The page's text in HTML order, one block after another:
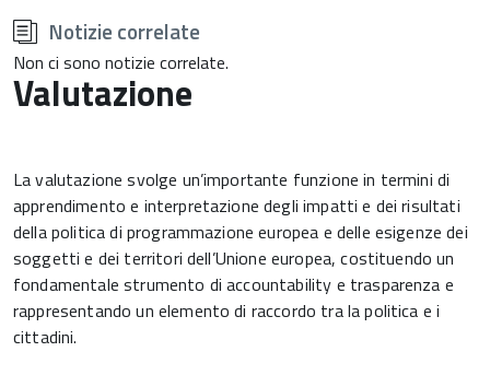
all'inizio
del
contenuto
Notizie correlate
Non ci sono notizie correlate.
Valutazione
La valutazione svolge un’importante funzione in termini di
apprendimento e interpretazione degli impatti e dei risultati
della politica di programmazione europea e delle esigenze dei
soggetti e dei territori dell’Unione europea, costituendo un
fondamentale strumento di accountability e trasparenza e
rappresentando un elemento di raccordo tra la politica e i
cittadini.